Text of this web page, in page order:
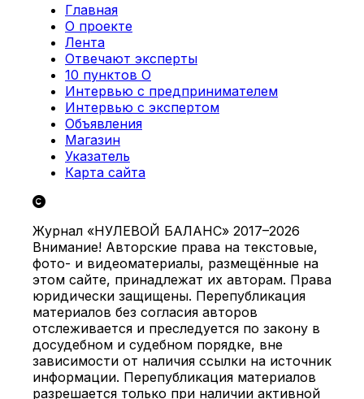
Главная
О проекте
Лента
Отвечают эксперты
10 пунктов О
Интервью с предпринимателем
Интервью с экспертом
Объявления
Магазин
Указатель
Карта сайта
Журнал «НУЛЕВОЙ БАЛАНС» 2017–2026
Внимание! Авторские права на текстовые,
фото- и видеоматериалы, размещённые на
этом сайте, принадлежат их авторам. Права
юридически защищены. Перепубликация
материалов без согласия авторов
отслеживается и преследуется по закону в
досудебном и судебном порядке, вне
зависимости от наличия ссылки на источник
информации. Перепубликация материалов
разрешается только при наличии активной